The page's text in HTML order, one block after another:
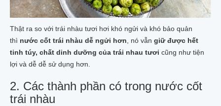
Thật ra so với trái nhàu tươi hơi khó ngửi và khó bảo quản
thì nước cốt trái nhàu dễ ngửi hơn , nó vẫn giữ được hết
tinh túy, chất dinh dưỡng của trái nhau tươi cũng như tiện
lợi và dễ dễ sử dụng hơn.
2. Các thành phần có trong nước cốt
trái nhàu